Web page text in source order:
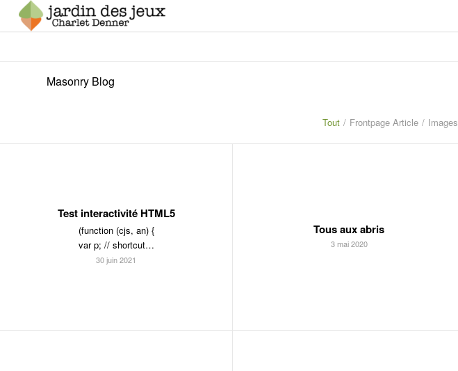
Masonry Blog
Tout / Frontpage Article / Images
Test interactivité HTML5
(function (cjs, an) {
var p; // shortcut…
30 juin 2021
Tous aux abris
3 mai 2020